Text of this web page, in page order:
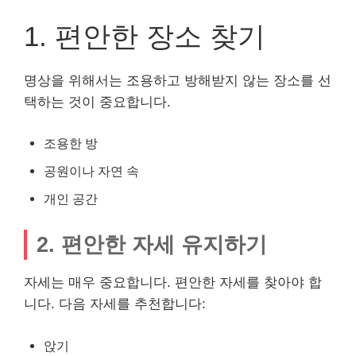
1. 편안한 장소 찾기
명상을 위해서는 조용하고 방해받지 않는 장소를 선
택하는 것이 중요합니다.
조용한 방
공원이나 자연 속
개인 공간
2. 편안한 자세 유지하기
자세는 매우 중요합니다. 편안한 자세를 찾아야 합
니다. 다음 자세를 추천합니다:
앉기